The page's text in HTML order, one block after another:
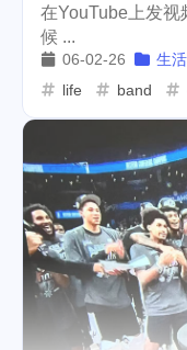
在YouTube上发
候 ...
06-02-26 生
life
band